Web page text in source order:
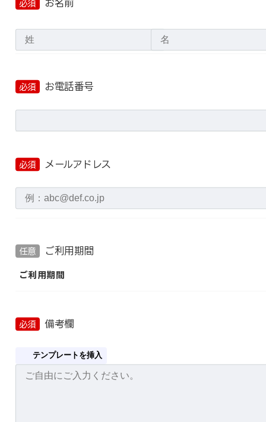
必須 お名前
必須 お電話番号
必須 メールアドレス
任意 ご利用期間
ご利用期間
必須 備考欄
テンプレートを挿入